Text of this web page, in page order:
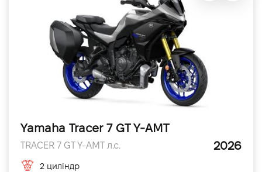
Yamaha Tracer 7 GT Y-AMT
TRACER 7 GT Y-AMT л.с. 2026
2 циліндр